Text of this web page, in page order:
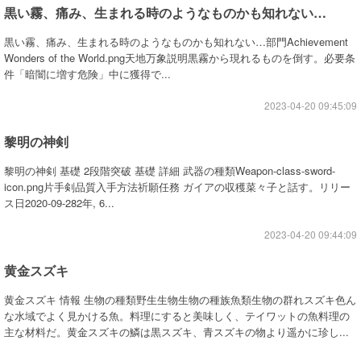
黒い霧、痛み、生まれる時のようなものかも知れない…
黒い霧、痛み、生まれる時のようなものかも知れない…部門Achievement
Wonders of the World.png天地万象説明黒霧から現れるものを倒す。必要条
件「暗闇に増す危険」中に獲得で...
2023-04-20 09:45:09
黎明の神剣
黎明の神剣 基礎 2段階突破 基礎 詳細 武器の種類Weapon-class-sword-
icon.png片手剣品質入手方法祈願任務 ガイアの収穫菜々子と話す。リリー
ス日2020-09-282年, 6...
2023-04-20 09:44:09
黄金スズキ
黄金スズキ 情報 生物の種類野生生物生物の種族魚類生物の群れスズキ色ん
な水域でよく見かける魚。料理にすると美味しく、テイワットの魚料理の
主な材料だ。黄金スズキの鱗は黒スズキ、青スズキの物より遥かに珍し...